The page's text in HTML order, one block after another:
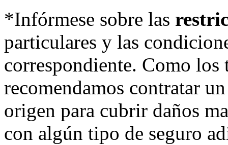
*Infórmese sobre las
particulares y las
correspondiente. Como los
recomendamos contratar
origen para cubrir daños
con algún tipo de seguro